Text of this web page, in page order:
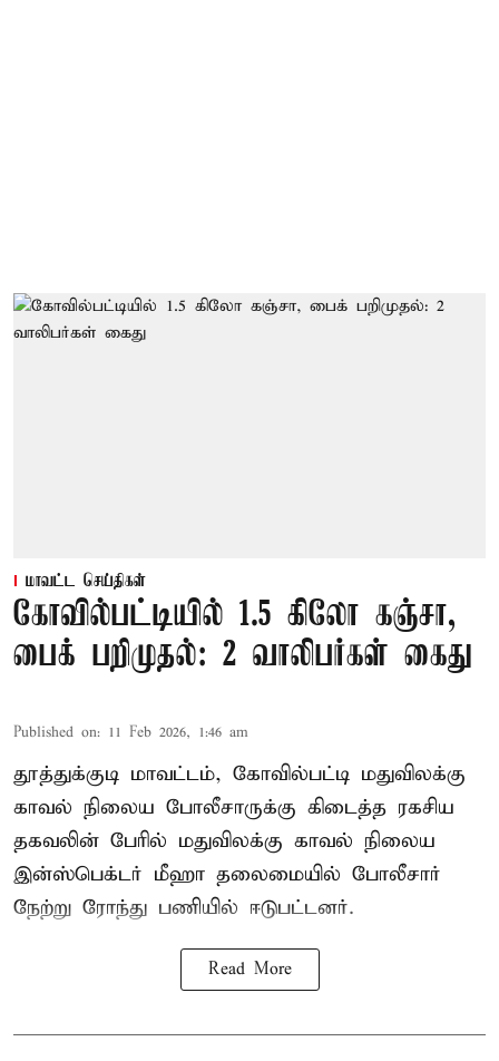
மாவட்ட செய்திகள்
கோவில்பட்டியில் 1.5 கிலோ கஞ்சா,
பைக் பறிமுதல்: 2 வாலிபர்கள் கைது
Published on: 11 Feb 2026, 1:46 am
தூத்துக்குடி மாவட்டம், கோவில்பட்டி மதுவிலக்கு
காவல் நிலைய போலீசாருக்கு கிடைத்த ரகசிய
தகவலின் பேரில் மதுவிலக்கு காவல் நிலைய
இன்ஸ்பெக்டர் மீஹா தலைமையில் போலீசார்
நேற்று ரோந்து பணியில் ஈடுபட்டனர்.
Read More